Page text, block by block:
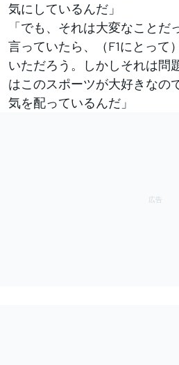
気にしているんだ」
「でも、それは大変なことだ
言っていたら、（F1にとって
いただろう。しかしそれは問
はこのスポーツが大好きなの
気を配っているんだ」